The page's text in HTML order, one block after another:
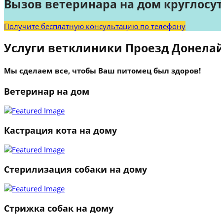
1
Вызов ветеринара на дом
Получите бесплатную консультацию по телефону
Услуги ветклиники Проезд
Мы сделаем все, чтобы Ваш питомец был здоров!
Ветеринар на дом
Кастрация кота на дому
Стерилизация собаки на дому
Стрижка собак на дому